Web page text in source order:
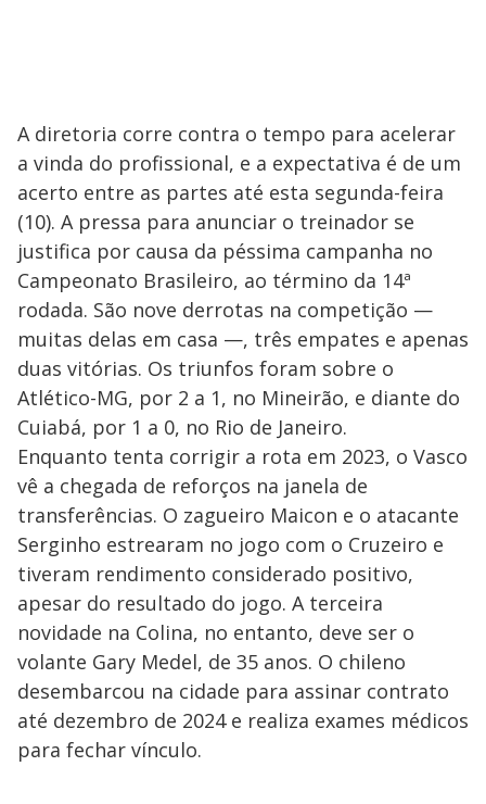
A diretoria corre contra o tempo para acelerar
a vinda do profissional, e a expectativa é de um
acerto entre as partes até esta segunda-feira
(10). A pressa para anunciar o treinador se
justifica por causa da péssima campanha no
Campeonato Brasileiro, ao término da 14ª
rodada. São nove derrotas na competição —
muitas delas em casa —, três empates e apenas
duas vitórias. Os triunfos foram sobre o
Atlético-MG, por 2 a 1, no Mineirão, e diante do
Cuiabá, por 1 a 0, no Rio de Janeiro.
Enquanto tenta corrigir a rota em 2023, o Vasco
vê a chegada de reforços na janela de
transferências. O zagueiro Maicon e o atacante
Serginho estrearam no jogo com o Cruzeiro e
tiveram rendimento considerado positivo,
apesar do resultado do jogo. A terceira
novidade na Colina, no entanto, deve ser o
volante Gary Medel, de 35 anos. O chileno
desembarcou na cidade para assinar contrato
até dezembro de 2024 e realiza exames médicos
para fechar vínculo.